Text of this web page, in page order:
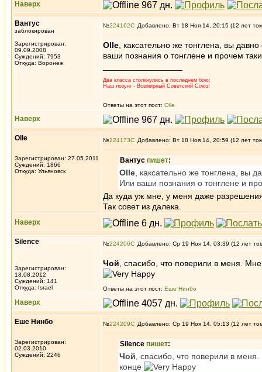
Наверх
Вантус
заблокирован
Зарегистрирован:
09.09.2008
Суждений: 7953
Откуда: Воронеж
№224162 Добавлено: Вт 18 Ноя 14, 20:15 (12 лет
Olle , каксательно же тонглена, вы
ваши познания о тонглене и прочем
Два класса столкнулись в последнем бою;
Наш лозунг - Всемирный Советский Союз!
Ответы на этот пост: Olle
Наверх
Olle
Зарегистрирован: 27.05.2011
Суждений: 1866
Откуда: Ульяновск
№224173 Добавлено: Вт 18 Ноя 14, 20:59 (12 лет
Вантус пишет:
Olle , каксательно же тонглена,
Или ваши познания о тонглене и
Да куда уж мне, у меня даже
Так совет из далека.
Наверх
Silence
Зарегистрирован:
18.08.2012
Суждений: 141
Откуда: Israel
№224206 Добавлено: Ср 19 Ноя 14, 03:39 (12 лет
Чой , спасибо, что поверили в меня.
Ответы на этот пост: Еше Нинбо
Наверх
Еше Нинбо
Зарегистрирован:
02.03.2010
Суждений: 2246
№224209 Добавлено: Ср 19 Ноя 14, 05:13 (12 лет
Silence пишет:
Чой , спасибо, что поверили в
конце